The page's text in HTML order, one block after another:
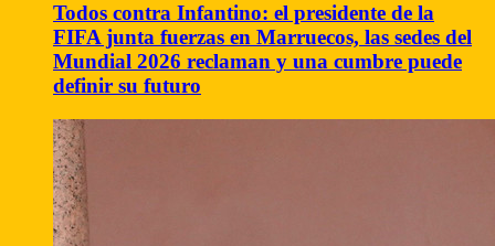
Todos contra Infantino: el presidente de la
FIFA junta fuerzas en Marruecos, las sedes del
Mundial 2026 reclaman y una cumbre puede
definir su futuro